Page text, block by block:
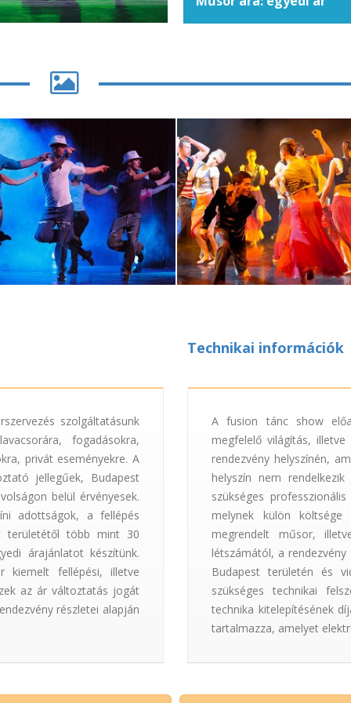
szolgáltatásunk
fogadásokra,
privát eseményekre. A
jellegűek, Budapest
belül érvényesek.
adottságok, a fellépés
területétől több mint 30
árajánlatot készítünk.
kiemelt fellépési, illetve
az ár változtatás jogát
részletei alapján
Technikai információk
A fusion tánc show
megfelelő világítás,
rendezvény helyszínén,
helyszín nem
szükséges
melynek külön
megrendelt műsor,
létszámától, a
Budapest területén és
szükséges technikai
technika kitelepítésének
tartalmazza, amelyet